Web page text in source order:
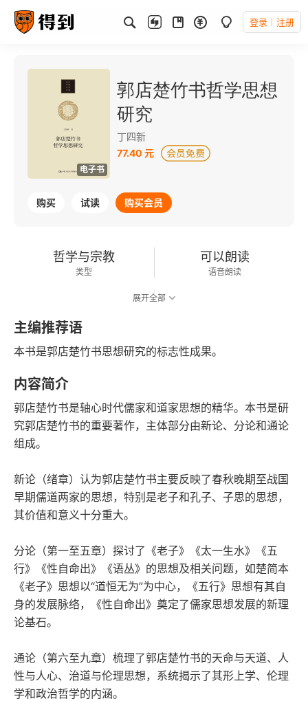
登录 注册
电子书
郭店楚竹书哲学思想
研究
丁四新
77.40 元
购买 试读 购买会员
哲学与宗教
类型
可以朗读
语音朗读
展开全部
主编推荐语
本书是郭店楚竹书思想研究的标志性成果。
内容简介
郭店楚竹书是轴心时代儒家和道家思想的精华。本书是研
究郭店楚竹书的重要著作，主体部分由新论、分论和通论
组成。
新论（绪章）认为郭店楚竹书主要反映了春秋晚期至战国
早期儒道两家的思想，特别是老子和孔子、子思的思想，
其价值和意义十分重大。
分论（第一至五章）探讨了《老子》《太一生水》《五
行》《性自命出》《语丛》的思想及相关问题，如楚简本
《老子》思想以“道恒无为”为中心，《五行》思想有其自
身的发展脉络，《性自命出》奠定了儒家思想发展的新理
论基石。
通论（第六至九章）梳理了郭店楚竹书的天命与天道、人
性与人心、治道与伦理思想，系统揭示了其形上学、伦理
学和政治哲学的内涵。